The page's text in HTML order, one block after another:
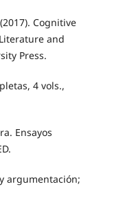
Cognitive
and
Press.
4 vols.,
Ensayos
argumentación;